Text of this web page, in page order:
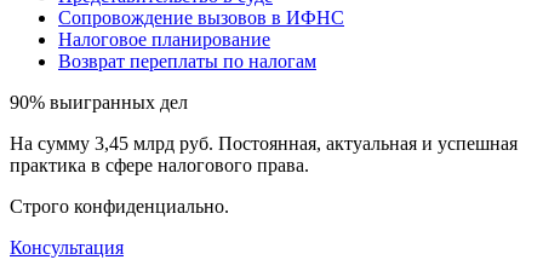
Сопровождение вызовов в ИФНС
Налоговое планирование
Возврат переплаты по налогам
90% выигранных дел
На сумму 3,45 млрд руб. Постоянная, актуальная и успешная
практика в сфере налогового права.
Строго конфиденциально.
Консультация